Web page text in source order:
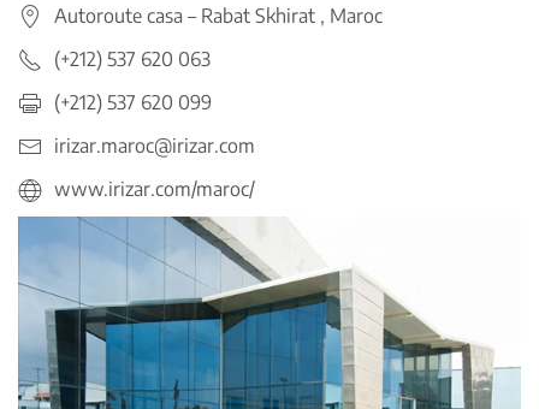
Autoroute casa – Rabat Skhirat , Maroc
(+212) 537 620 063
(+212) 537 620 099
irizar.maroc@irizar.com
www.irizar.com/maroc/